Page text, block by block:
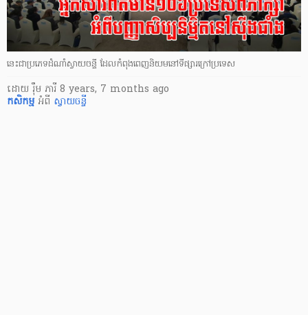
នេះជាប្រភេទដំណាំស្វាយចន្ទី ដែលកំពុងពេញនិយម​នៅទីផ្សារក្រៅប្រទេស
ដោយរ៉ឹម ភារី 8 years, 7 months ago
កសិកម្ម អំពី ស្វាយចន្ទី